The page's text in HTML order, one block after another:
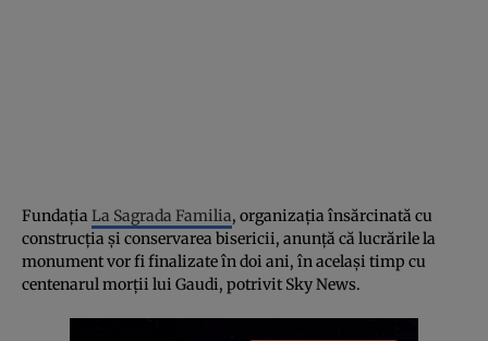
Fundația La Sagrada Familia, organizația însărcinată cu
construcția și conservarea bisericii, anunță că lucrările la
monument vor fi finalizate în doi ani, în același timp cu
centenarul morții lui Gaudi, potrivit Sky News.